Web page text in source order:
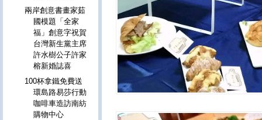
兩岸創意書畫家茹
國模題「全家
福」創意字祝賀
台灣新生黨主席
許水樹公子許家
榕新婚誌喜
100杯拿鐵免費送
環島路易莎行動
咖啡車造訪南紡
購物中心